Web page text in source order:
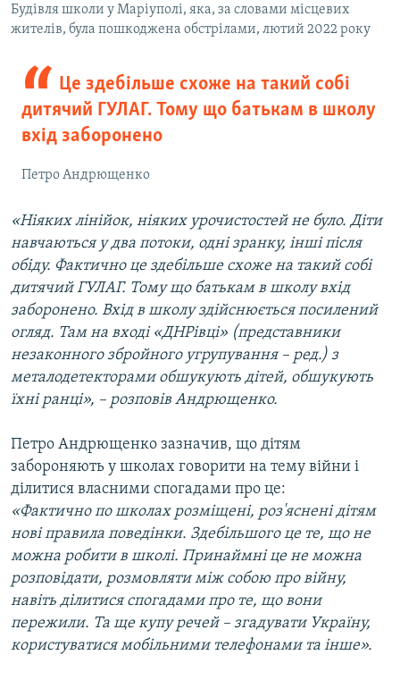
Будівля школи у Маріуполі, яка, за словами місцевих
жителів, була пошкоджена обстрілами, лютий 2022 року
Це здебільше схоже на такий собі
дитячий ГУЛАГ. Тому що батькам в школу
вхід заборонено
Петро Андрющенко
«Ніяких лінійок, ніяких урочистостей не було. Діти
навчаються у два потоки, одні зранку, інші після
обіду. Фактично це здебільше схоже на такий собі
дитячий ГУЛАГ. Тому що батькам в школу вхід
заборонено. Вхід в школу здійснюється посилений
огляд. Там на вході «ДНРівці» (представники
незаконного збройного угрупування – ред.) з
металодетекторами обшукують дітей, обшукують
їхні ранці», – розповів Андрющенко.
Петро Андрющенко зазначив, що дітям
забороняють у школах говорити на тему війни і
ділитися власними спогадами про це:
«Фактично по школах розміщені, роз'яснені дітям
нові правила поведінки. Здебільшого це те, що не
можна робити в школі. Принаймні це не можна
розповідати, розмовляти між собою про війну,
навіть ділитися спогадами про те, що вони
пережили. Та ще купу речей – згадувати Україну,
користуватися мобільними телефонами та інше».